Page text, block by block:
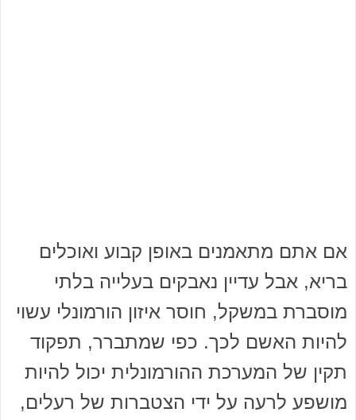
אם אתם מתאמנים באופן קבוע ואוכלים
בריא, אבל עדיין נאבקים בעלייה בלתי
מוסברת במשקל, חוסר איזון הורמונלי עשוי
להיות האשם לכך. כפי שמתברר, תפקוד
תקין של המערכת ההורמונלית יכול להיות
מושפע לרעה על ידי הצטברות של רעלים,